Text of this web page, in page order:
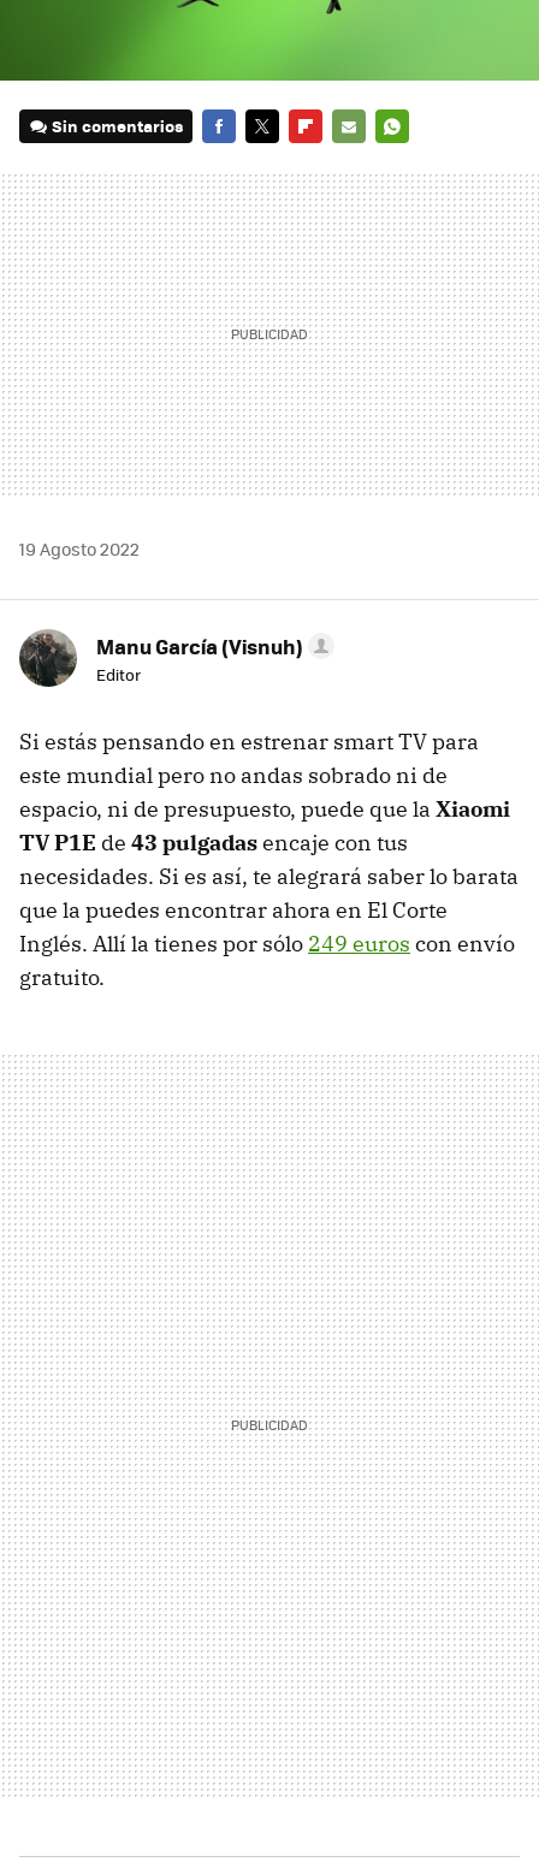
Sin comentarios
MAIL
19 Agosto 2022
Manu García (Visnuh)
Editor
Si estás pensando en estrenar smart TV para
este mundial pero no andas sobrado ni de
espacio, ni de presupuesto, puede que la Xiaomi
TV P1E de 43 pulgadasencaje con tus
necesidades. Si es así, te alegrará saber lo barata
que la puedes encontrar ahora en El Corte
Inglés. Allí la tienes por sólo 249 euros con envío
gratuito.